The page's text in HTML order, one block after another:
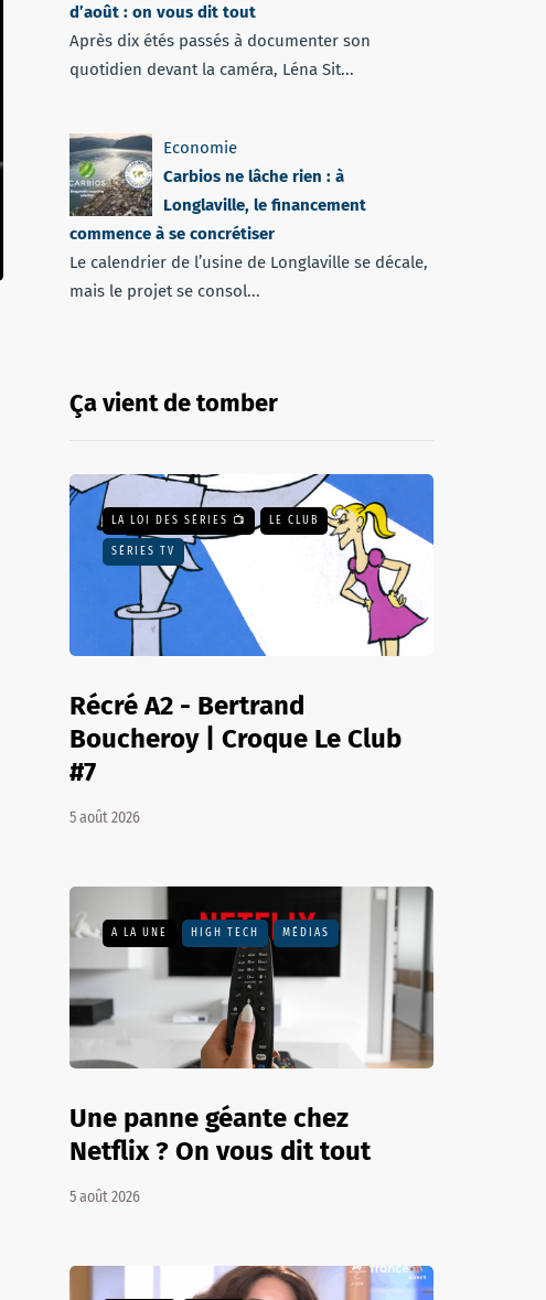
d’août : on vous dit tout
Après dix étés passés à documenter son
quotidien devant la caméra, Léna Sit...
Economie
Carbios ne lâche rien : à
Longlaville, le financement
commence à se concrétiser
Le calendrier de l’usine de Longlaville se décale,
mais le projet se consol...
Ça vient de tomber
LA LOI DES SÉRIES 📺 LE CLUB
SÉRIES TV
Récré A2 - Bertrand
Boucheroy | Croque Le Club
#7
5 août 2026
A LA UNE HIGH TECH MÉDIAS
Une panne géante chez
Netflix ? On vous dit tout
5 août 2026